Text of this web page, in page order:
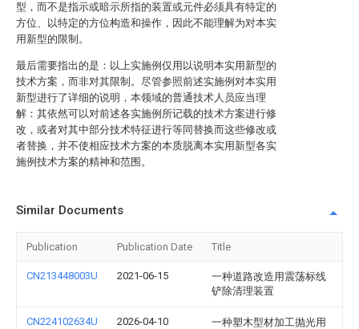
型，而不是指示或暗示所指的装置或元件必须具有特定的
方位、以特定的方位构造和操作，因此不能理解为对本实
用新型的限制。
最后需要指出的是：以上实施例仅用以说明本实用新型的
技术方案，而非对其限制。尽管参照前述实施例对本实用
新型进行了详细的说明，本领域的普通技术人员应当理
解：其依然可以对前述各实施例所记载的技术方案进行修
改，或者对其中部分技术特征进行等同替换而这些修改或
者替换，并不使相应技术方案的本质脱离本实用新型各实
施例技术方案的精神和范围。
Similar Documents
Publication Publication Date Title
CN213448003U 2021-06-15
一种道路改造用震荡标线
铲除清理装置
CN224102634U 2026-04-10
一种塑木型材加工抛光用